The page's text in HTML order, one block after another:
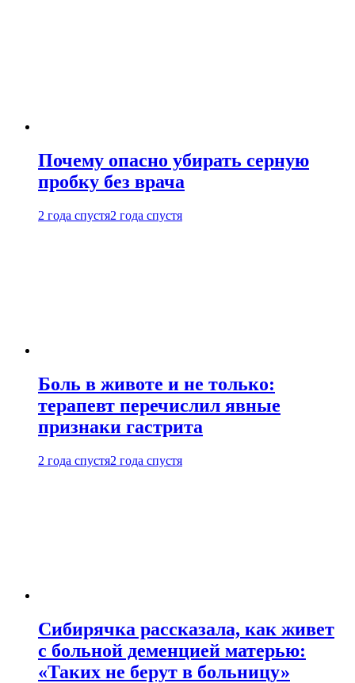
Почему опасно убирать серную
пробку без врача
2 года спустя2 года спустя
Боль в животе и не только:
терапевт перечислил явные
признаки гастрита
2 года спустя2 года спустя
Сибирячка рассказала, как живет
с больной деменцией матерью:
«Таких не берут в больницу»